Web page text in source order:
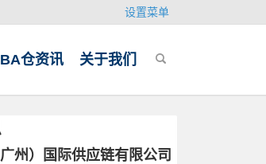
设置菜单
仓资讯 关于我们
州）国际供应链有限公司